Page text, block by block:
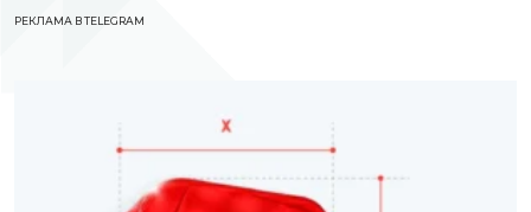
РЕКЛАМА В TELEGRAM